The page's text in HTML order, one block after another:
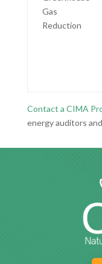
Gas
Reduction
Contact a CIMA
energy auditors